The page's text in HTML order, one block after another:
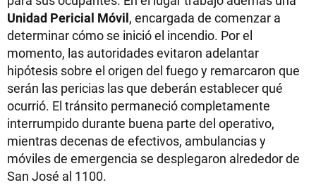
Unidad Pericial Móvil, encargada de comenzar a
determinar cómo se inició el incendio. Por el
momento, las autoridades evitaron adelantar
hipótesis sobre el origen del fuego y remarcaron que
serán las pericias las que deberán establecer qué
ocurrió. El tránsito permaneció completamente
interrumpido durante buena parte del operativo,
mientras decenas de efectivos, ambulancias y
móviles de emergencia se desplegaron alrededor de
San José al 1100.